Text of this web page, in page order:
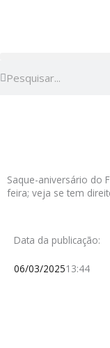
Saque-aniversário do
feira; veja se tem
Data da publicação:
06/03/202513:44